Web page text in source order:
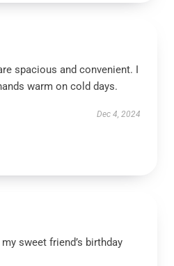
spacious and convenient. I
warm on cold days.
Dec 4, 2024
sweet friend’s birthday